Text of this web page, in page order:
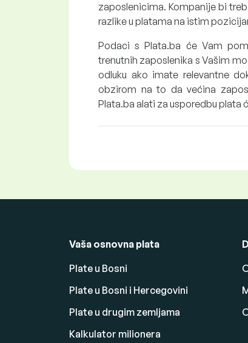
zaposlenicima. Kompanije bi
razlike u platama na istim
Podaci s Plata.ba će Vam
trenutnih zaposlenika s Vašim
odluku ako imate relevantne
obzirom na to da većina
Plata.ba alati za usporedbu
Vaša osnovna plata
Plate u Bosni
Plate u Bosni i Hercegovini
Plate u drugim zemljama
Kalkulator milionera